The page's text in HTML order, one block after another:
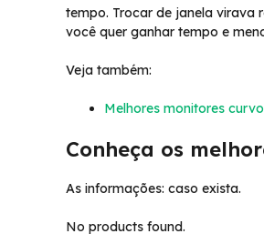
tempo. Trocar de janela virava
você quer ganhar tempo e
Veja também:
Melhores monitores
Conheça os
As informações: caso exista.
No products found.